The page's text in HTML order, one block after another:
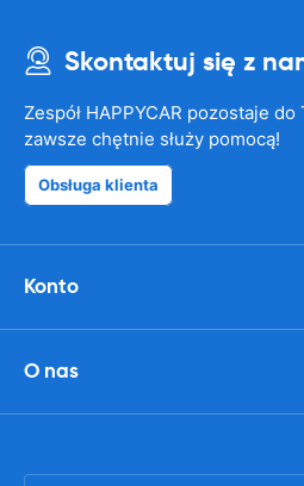
Skontaktuj się z
Zespół HAPPYCAR pozostaje
zawsze chętnie służy pomocą!
Obsługa klienta
Konto
O nas